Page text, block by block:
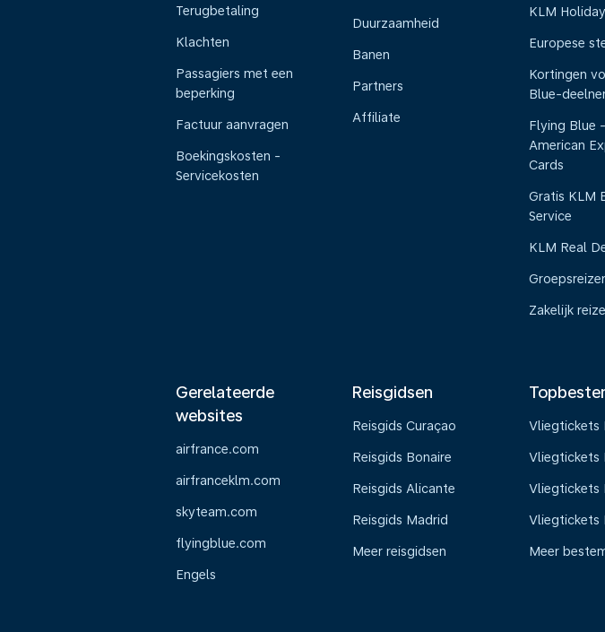
Terugbetaling
Klachten
Passagiers met een
beperking
Factuur aanvragen
Boekingskosten -
Servicekosten
Duurzaamheid
Banen
Partners
Affiliate
KLM
Europese
Kortingen
Blue-
Flying Blue -
American
Cards
Gratis KLM
Service
KLM Real
Zakelijk
Gerelateerde
websites
airfrance.com
airfranceklm.com
skyteam.com
flyingblue.com
Engels
Reisgidsen
Reisgids Curaçao
Reisgids Bonaire
Reisgids Alicante
Reisgids Madrid
Meer reisgidsen
Vliegtickets
Vliegtickets
Vliegtickets
Vliegtickets
Meer